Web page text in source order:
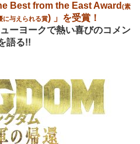
Best from the East Award (素
に与えられる賞) 」を受賞！
ーヨークで熱い喜びのコメン
語る!!